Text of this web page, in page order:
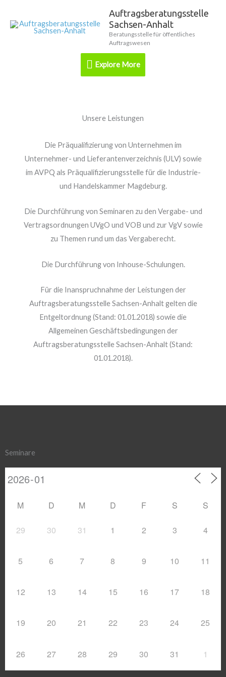
Inhalt
Auftragsberatungsstelle
Sachsen-Anhalt
Beratungsstelle für öffentliches
Auftragswesen
Explore
More
Explore More
Unsere Leistungen
Die Präqualifizierung von Unternehmen im
Unternehmer- und Lieferantenverzeichnis (ULV) sowie
im AVPQ als Präqualifizierungsstelle für die Industrie-
und Handelskammer Magdeburg.
Die Durchführung von Seminaren zu den Vergabe- und
Vertragsordnungen UVgO und VOB und zur VgV sowie
zu Themen rund um das Vergaberecht.
Die Durchführung von Inhouse-Schulungen.
Für die Inanspruchnahme der Leistungen der
Auftragsberatungsstelle Sachsen-Anhalt gelten die
Entgeltordnung (Stand: 01.01.2018) sowie die
Allgemeinen Geschäftsbedingungen der
Auftragsberatungsstelle Sachsen-Anhalt (Stand:
01.01.2018).
Seminare
M D M D F S S
29 30 31 1 2 3 4
5 6 7 8 9 10 11
12 13 14 15 16 17 18
19 20 21 22 23 24 25
26 27 28 29 30 31 1